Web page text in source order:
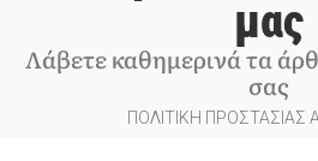
μας
Λάβετε καθημερινά τα
σας
ΠΟΛΙΤΙΚΗ